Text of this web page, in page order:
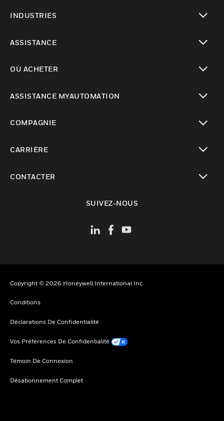
INDUSTRIES
ASSISTANCE
OÙ ACHETER
ASSISTANCE MYAUTOMATION
COMPAGNIE
CARRIÈRE
CONTACTER
SUIVEZ-NOUS
Copyright © 2026 Honeywell International Inc
Conditions
Déclarations De Confidentialité
Vos Préférences De Confidentialité
Témoin De Connexion
Désabonnement Complet